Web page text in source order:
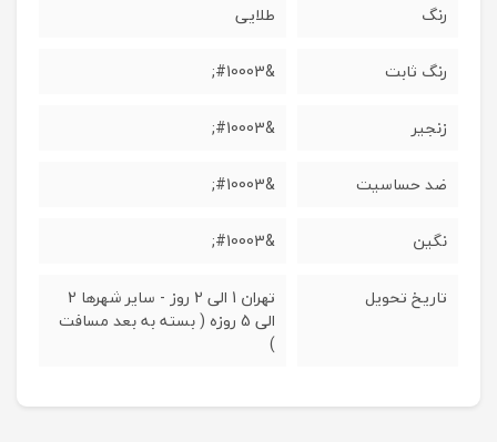
رنگ طلایی
رنگ ثابت &#10003;
زنجیر &#10003;
ضد حساسیت &#10003;
نگین &#10003;
تاریخ تحویل
تهران 1 الی 2 روز - سایر شهرها 2
الی 5 روزه ( بسته به بعد مسافت
)